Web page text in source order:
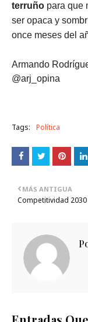
terruño para que
ser opaca y
once meses del
Armando
@arj_opina
Tags: Política
MÁS ANTIGUA
Competitividad 2030